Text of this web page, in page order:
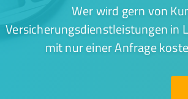
Wer wird gern von
Versicherungsdienstleistungen in
mit nur einer Anfrage